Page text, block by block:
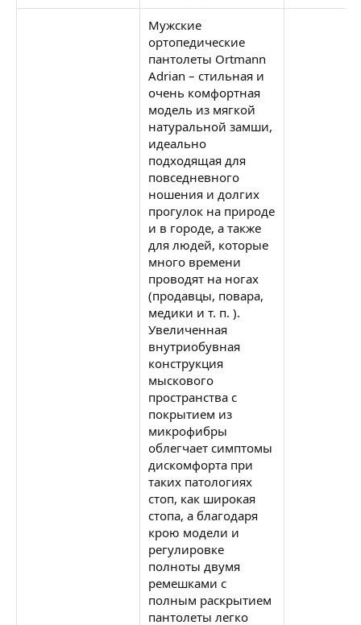
Мужские
ортопедические
пантолеты Ortmann
Adrian – стильная и
очень комфортная
модель из мягкой
натуральной замши,
идеально
подходящая для
повседневного
ношения и долгих
прогулок на природе
и в городе, а также
для людей, которые
много времени
проводят на ногах
(продавцы, повара,
медики и т. п. ).
Увеличенная
внутриобувная
конструкция
мыскового
пространства с
покрытием из
микрофибры
облегчает симптомы
дискомфорта при
таких патологиях
стоп, как широкая
стопа, а благодаря
крою модели и
регулировке
полноты двумя
ремешками с
полным раскрытием
пантолеты легко